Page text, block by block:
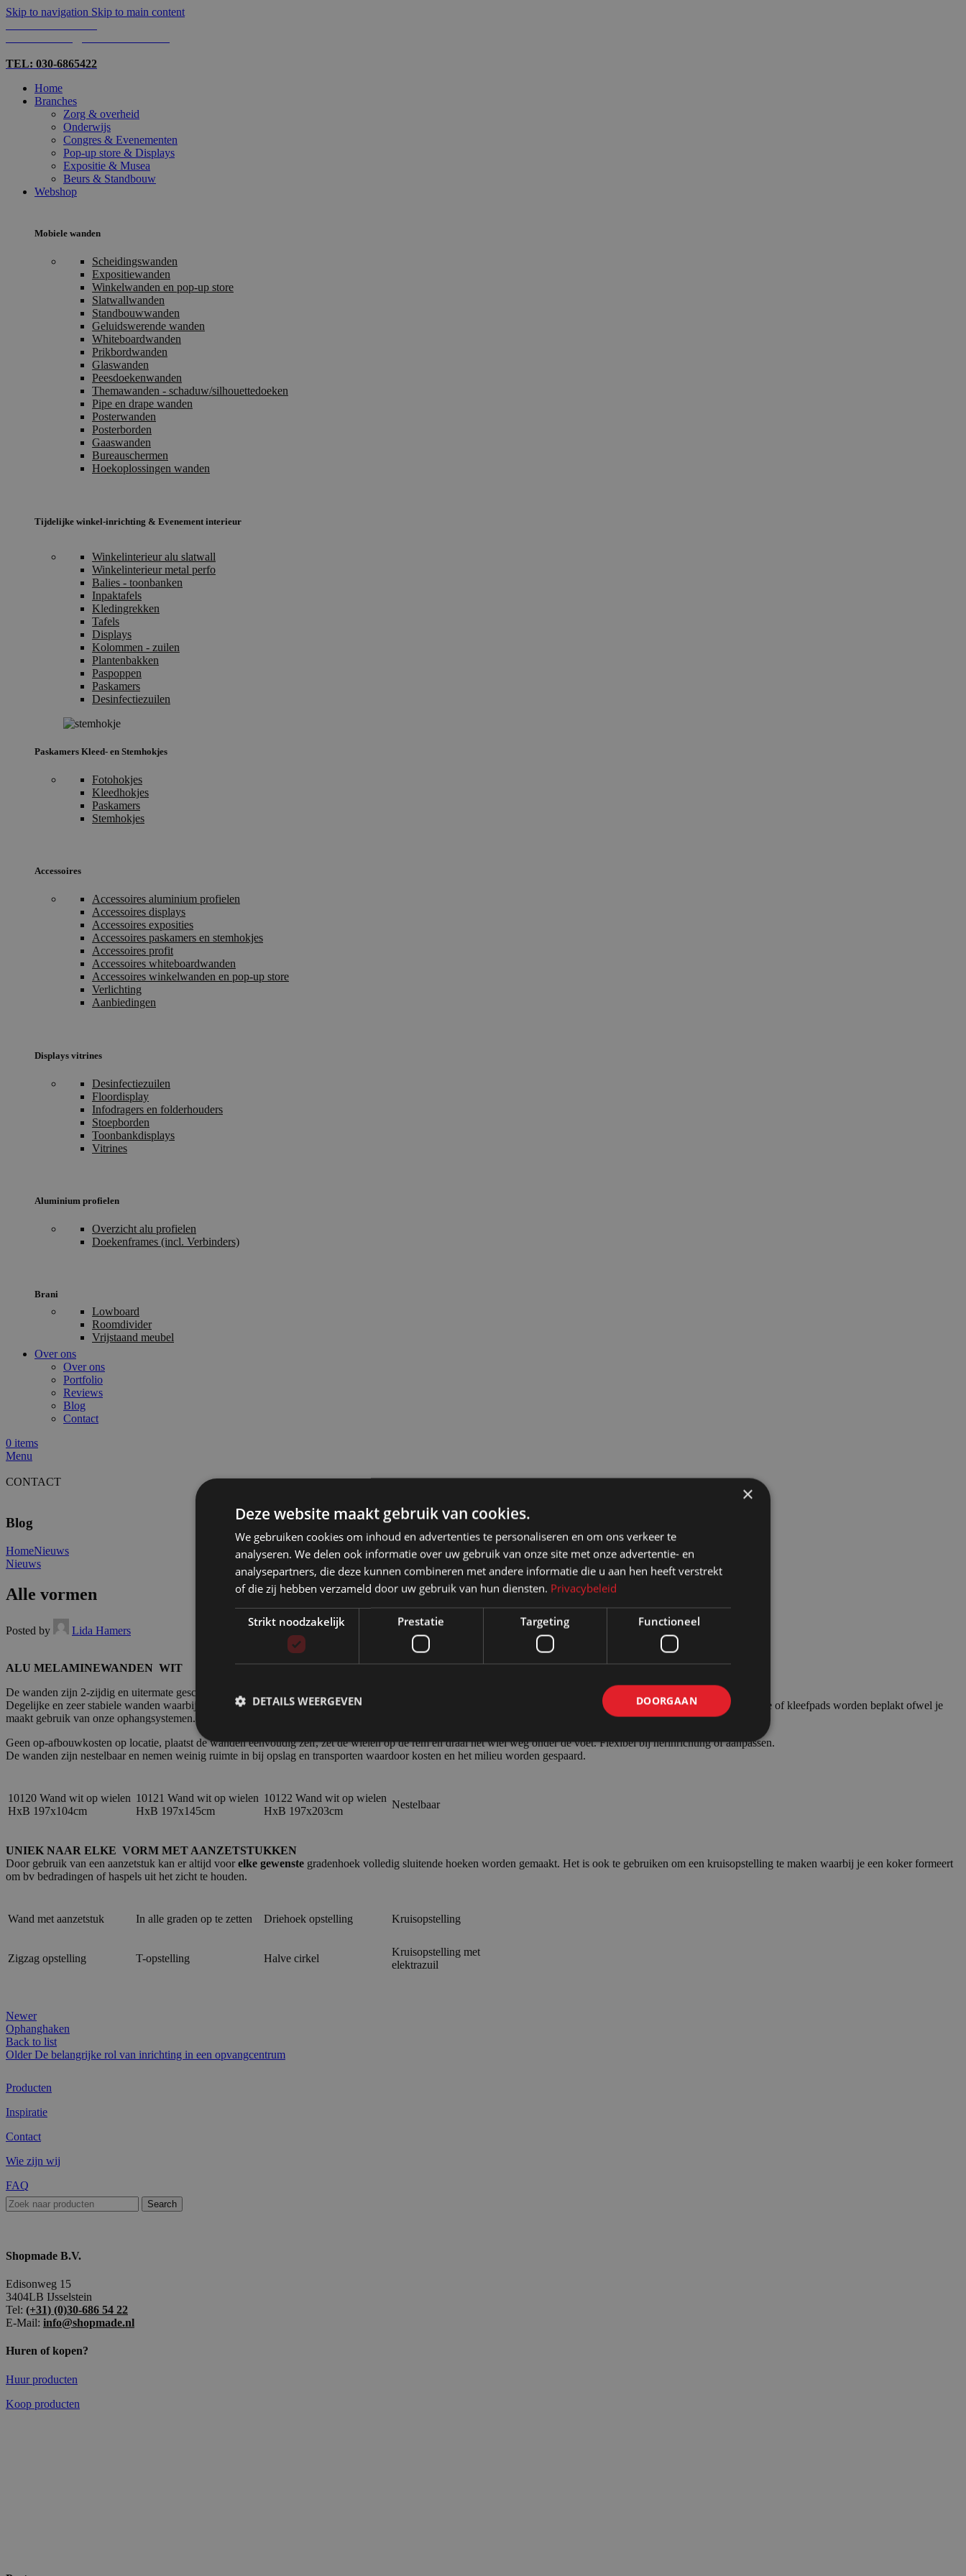
Skip to navigation Skip to main content
TEL: 030-6865422
Home
Branches
Zorg & overheid
Onderwijs
Congres & Evenementen
Pop-up store & Displays
Expositie & Musea
Beurs & Standbouw
Webshop
Mobiele wanden
Scheidingswanden
Expositiewanden
Winkelwanden en pop-up store
Slatwallwanden
Standbouwwanden
Geluidswerende wanden
Whiteboardwanden
Prikbordwanden
Glaswanden
Peesdoekenwanden
Themawanden - schaduw/silhouettedoeken
Pipe en drape wanden
Posterwanden
Posterborden
Gaaswanden
Bureauschermen
Hoekoplossingen wanden
Tijdelijke winkel-inrichting & Evenement interieur
Winkelinterieur alu slatwall
Winkelinterieur metal perfo
Balies - toonbanken
Inpaktafels
Kledingrekken
Tafels
Displays
Kolommen - zuilen
Plantenbakken
Paspoppen
Paskamers
Desinfectiezuilen
Paskamers Kleed- en Stemhokjes
Fotohokjes
Kleedhokjes
Paskamers
Stemhokjes
Accessoires
Accessoires aluminium profielen
Accessoires displays
Accessoires exposities
Accessoires paskamers en stemhokjes
Accessoires profit
Accessoires whiteboardwanden
Accessoires winkelwanden en pop-up store
Verlichting
Aanbiedingen
Displays vitrines
Desinfectiezuilen
Floordisplay
Infodragers en folderhouders
Stoepborden
Toonbankdisplays
Vitrines
Aluminium profielen
Overzicht alu profielen
Doekenframes (incl. Verbinders)
Brani
Lowboard
Roomdivider
Vrijstaand meubel
Over ons
Over ons
Portfolio
Reviews
Blog
Contact
0 items
Menu
CONTACT
Blog
HomeNieuws
Nieuws
Alle vormen
Posted by Lida Hamers
ALU MELAMINEWANDEN WIT
De wanden zijn 2-zijdig en uitermate geschikt voor het afscheiden van ruimtes, informeren of exposeren.
Degelijke en zeer stabiele wanden waarbij onderling koppelen niet nodig is. Er kan per zijde vlak tegen de wand 30 kg worden opgehangen. De wanden mogen met tape of kleefpads worden beplakt ofwel je
maakt gebruik van onze ophangsystemen.
Geen op-afbouwkosten op locatie, plaatst de wanden éénvoudig zelf, zet de wielen op de rem en draai het wiel weg onder de voet. Flexibel bij herinrichting of aanpassen.
De wanden zijn nestelbaar en nemen weinig ruimte in bij opslag en transporten waardoor kosten en het milieu worden gespaard.
10120 Wand wit op wielen
HxB 197x104cm
10121 Wand wit op wielen
HxB 197x145cm
10122 Wand wit op wielen
HxB 197x203cm
Nestelbaar
UNIEK NAAR ELKE VORM MET AANZETSTUKKEN
Door gebruik van een aanzetstuk kan er altijd voorelke gewenste gradenhoek volledig sluitende hoeken worden gemaakt. Het is ook te gebruiken om een kruisopstelling te maken waarbij je een koker formeert
om bv bedradingen of haspels uit het zicht te houden.
Wand met aanzetstuk In alle graden op te zetten Driehoek opstelling Kruisopstelling
Zigzag opstelling T-opstelling Halve cirkel
Kruisopstelling met
elektrazuil
Newer
Ophanghaken
Back to list
Older De belangrijke rol van inrichting in een opvangcentrum
Producten
Inspiratie
Contact
Wie zijn wij
FAQ
Search
Shopmade B.V.
Edisonweg 15
3404LB IJsselstein
Tel: (+31) (0)30-686 54 22
E-Mail: info@shopmade.nl
Huren of kopen?
Huur producten
Koop producten
×
Deze website maakt gebruik van cookies.
We gebruiken cookies om inhoud en advertenties te personaliseren en om ons verkeer te
analyseren. We delen ook informatie over uw gebruik van onze site met onze advertentie- en
analysepartners, die deze kunnen combineren met andere informatie die u aan hen heeft verstrekt
of die zij hebben verzameld door uw gebruik van hun diensten. Privacybeleid
Strikt noodzakelijk Prestatie Targeting Functioneel
DOORGAAN
DETAILS WEERGEVEN